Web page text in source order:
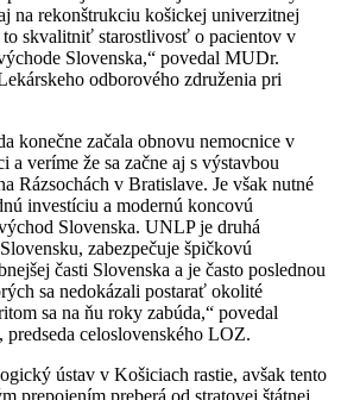
na rekonštrukciu košickej univerzitnej
skvalitniť starostlivosť o pacientov v
Slovenska,“ povedal MUDr.
odborového združenia pri
konečne začala obnovu nemocnice v
veríme že sa začne aj s výstavbou
Rázsochách v Bratislave. Je však nutné
investíciu a modernú koncovú
Slovenska. UNLP je druhá
zabezpečuje špičkovú
časti Slovenska a je často poslednou
sa nedokázali postarať okolité
sa na ňu roky zabúda,“ povedal
celoslovenského LOZ.
ústav v Košiciach rastie, avšak tento